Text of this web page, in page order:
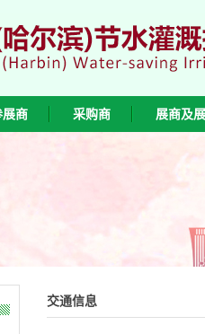
展商 采购商 展商及
交通信息